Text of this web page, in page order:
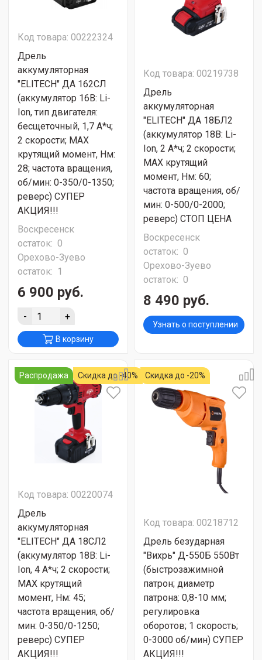
Код товара: 00222324
Дрель
аккумуляторная
"ELITECH" ДА 162СЛ
(аккумулятор 16В: Li-
Ion, тип двигателя:
бесщеточный, 1,7 А*ч;
2 скорости; МАХ
крутящий момент, Нм:
28; частота вращения,
об/мин: 0-350/0-1350;
реверс) СУПЕР
АКЦИЯ!!!
Воскресенск
остаток: 0
Орехово-Зуево
остаток: 1
6 900 руб.
- +
В корзину
Код товара: 00219738
Дрель
аккумуляторная
"ELITECH" ДА 18БЛ2
(аккумулятор 18В: Li-
Ion, 2 А*ч; 2 скорости;
МАХ крутящий
момент, Нм: 60;
частота вращения, об/
мин: 0-500/0-2000;
реверс) СТОП ЦЕНА
Воскресенск
остаток: 0
Орехово-Зуево
остаток: 0
8 490 руб.
Узнать о поступлении
Распродажа Скидка до -40%
Код товара: 00220074
Дрель
аккумуляторная
"ELITECH" ДА 18СЛ2
(аккумулятор 18В: Li-
Ion, 4 А*ч; 2 скорости;
МАХ крутящий
момент, Нм: 45;
частота вращения, об/
мин: 0-350/0-1250;
реверс) СУПЕР
АКЦИЯ!!!
Скидка до -20%
Код товара: 00218712
Дрель безударная
"Вихрь" Д-550Б 550Вт
(быстрозажимной
патрон; диаметр
патрона: 0,8-10 мм;
регулировка
оборотов; 1 скорость;
0-3000 об/мин) СУПЕР
АКЦИЯ!!!